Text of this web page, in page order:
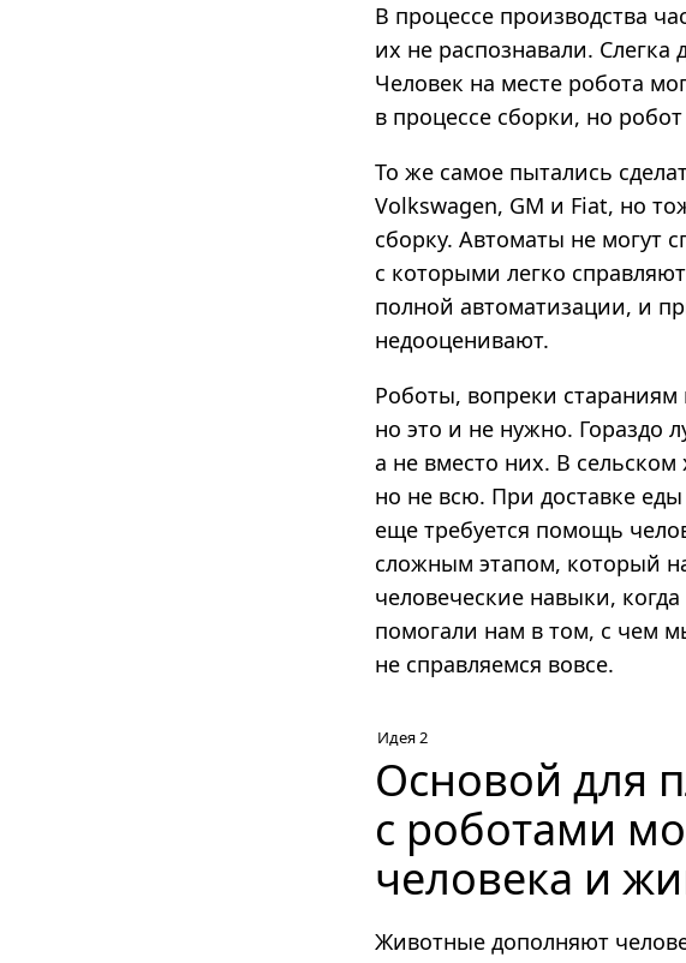
В процессе производства
их не распознавали.
Человек на месте робота
в процессе сборки, но
То же самое пытались
Volkswagen, GM и Fiat, но
сборку. Автоматы не могут
с которыми легко
полной автоматизации, и
недооценивают.
Роботы, вопреки стараниям
но это и не нужно. Гораздо
а не вместо них. В
но не всю. При доставке
еще требуется помощь
сложным этапом, который
человеческие навыки,
помогали нам в том, с чем
не справляемся вовсе.
Идея 2
Основой для
с роботами
человека и
Животные дополняют